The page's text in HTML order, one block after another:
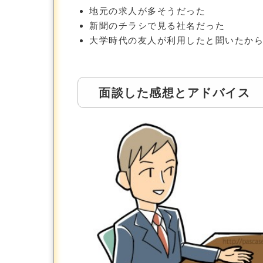
地元の求人が多そうだった
新聞のチラシで見る社名だった
大学時代の友人が利用したと聞いたから
面談した感想とアドバイス